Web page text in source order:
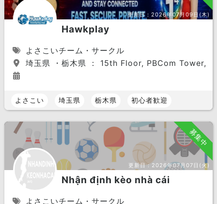
更新日： 2026年07月09日(木)
Hawkplay
よさこいチーム・サークル
埼玉県 ・栃木県 ： 15th Floor, PBCom
よさこい 埼玉県 栃木県 初心者歓迎
募集中
更新日：2026年07月07日(火)
Nhận định kèo nhà cái
よさこいチーム・サークル